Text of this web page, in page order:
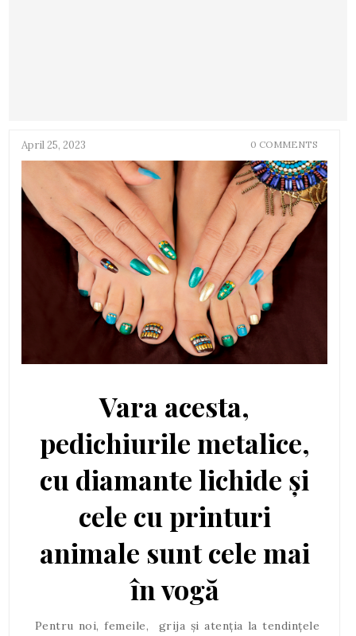
April 25, 2023 0 COMMENTS
Vara acesta,
pedichiurile metalice,
cu diamante lichide și
cele cu printuri
animale sunt cele mai
în vogă
Pentru noi, femeile, grija și atenția la tendințele